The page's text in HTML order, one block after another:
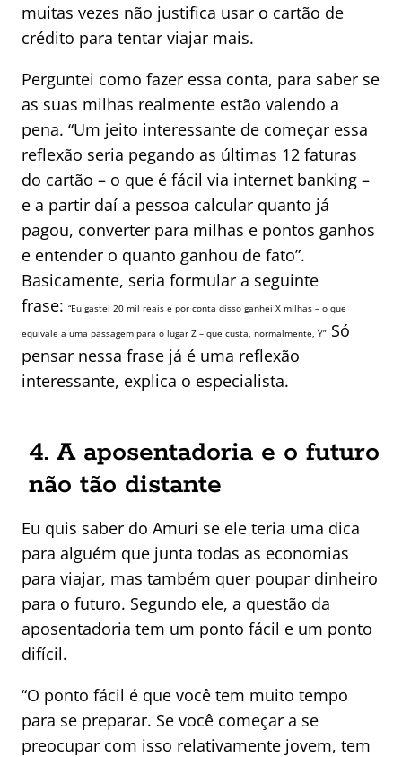
muitas vezes não justifica usar o cartão de
crédito para tentar viajar mais.
Perguntei como fazer essa conta, para saber se
as suas milhas realmente estão valendo a
pena. “Um jeito interessante de começar essa
reflexão seria pegando as últimas 12 faturas
do cartão – o que é fácil via internet banking –
e a partir daí a pessoa calcular quanto já
pagou, converter para milhas e pontos ganhos
e entender o quanto ganhou de fato”.
Basicamente, seria formular a seguinte
frase: “Eu gastei 20 mil reais e por conta disso ganhei X milhas – o que
equivale a uma passagem para o lugar Z – que custa, normalmente, Y” Só
pensar nessa frase já é uma reflexão
interessante, explica o especialista.
4. A aposentadoria e o futuro
não tão distante
Eu quis saber do Amuri se ele teria uma dica
para alguém que junta todas as economias
para viajar, mas também quer poupar dinheiro
para o futuro. Segundo ele, a questão da
aposentadoria tem um ponto fácil e um ponto
difícil.
“O ponto fácil é que você tem muito tempo
para se preparar. Se você começar a se
preocupar com isso relativamente jovem, tem